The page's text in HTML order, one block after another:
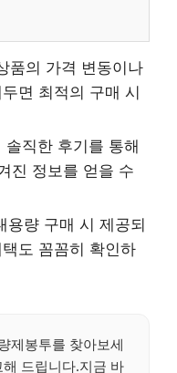
품의 가격 변동이나
면 최적의 구매 시
솔직한 후기를 통해
진 정보를 얻을 수
용량 구매 시 제공되
도 꼼꼼히 확인하
제봉투를 찾아보세
드립니다.지금 바